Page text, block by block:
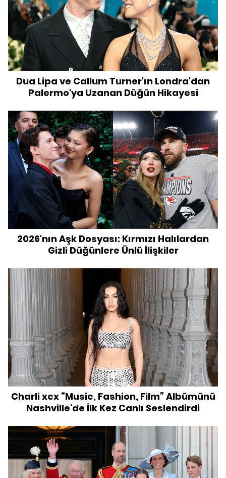
Dua Lipa ve Callum Turner'ın Londra'dan
Palermo'ya Uzanan Düğün Hikayesi
2026'nın Aşk Dosyası: Kırmızı Halılardan
Gizli Düğünlere Ünlü İlişkiler
Charli xcx “Music, Fashion, Film” Albümünü
Nashville'de İlk Kez Canlı Seslendirdi